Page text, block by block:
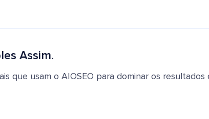
Assim.
que usam o AIOSEO para dominar os